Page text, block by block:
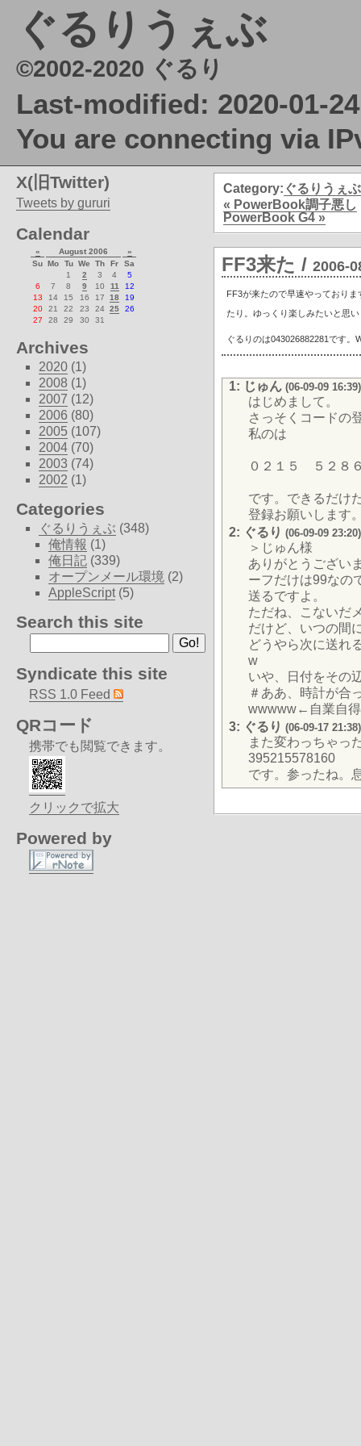
ぐるりうぇぶ
©2002-2020 ぐるり
Last-modified: 2020-01-
You are connecting via
Category: ぐるりうぇぶ
« PowerBook調子悪し
PowerBook G4 »
FF3来た / 2006-
FF3が来たので早速やっており
たり。ゆっくり楽しみたいと思
ぐるりのは043026882281です
1: じゅん (06-09-09 16:39)
はじめまして。
さっそくコードの
私のは
０２１５ ５２８
です。できるだけ
登録お願いします
2: ぐるり (06-09-09 23:20)
＞じゅん様
ありがとうござい
ーフだけは99なの
送るですよ。
ただね、こないだ
だけど、いつの間
どうやら次に送れ
w
いや、日付をその
＃ああ、時計が合
wwwww←自業自
3: ぐるり (06-09-17 21:38)
また変わっちゃっ
395215578160
です。参ったね。
X(旧Twitter)
Tweets by gururi
Calendar
« August 2006
»
Su Mo Tu We Th Fr
Sa
1
2 3 4
5
6
7 8 9 10 11
12
13
14 15 16 17 18
19
20
21 22 23 24 25
26
27
28 29 30 31
Archives
2020 (1)
2008 (1)
2007 (12)
2006 (80)
2005 (107)
2004 (70)
2003 (74)
2002 (1)
Categories
ぐるりうぇぶ (348)
俺情報 (1)
俺日記 (339)
オープンメール環境 (2)
AppleScript (5)
Search this site
Syndicate this site
RSS 1.0 Feed
QRコード
携帯でも閲覧できます。
クリックで拡大
Powered by